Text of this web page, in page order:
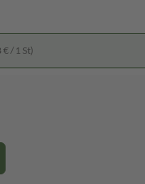
€ / 1 St)